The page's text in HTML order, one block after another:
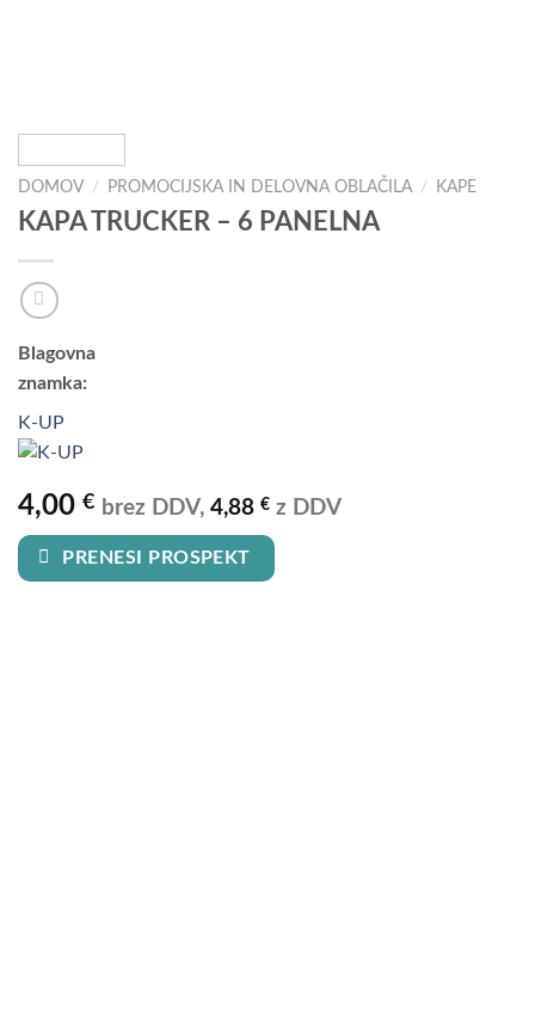
DOMOV / PROMOCIJSKA IN DELOVNA OBLAČILA / KAPE
KAPA TRUCKER – 6 PANELNA
Blagovna
znamka:
K-UP
4,00 € brez DDV, 4,88 € z DDV
PRENESI PROSPEKT